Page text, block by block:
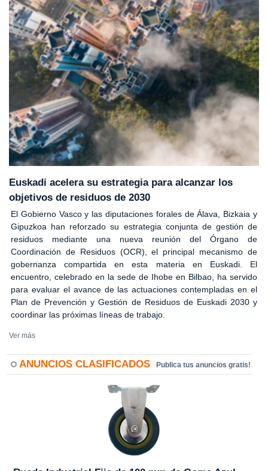
Euskadi acelera su estrategia para alcanzar los
objetivos de residuos de 2030
El Gobierno Vasco y las diputaciones forales de Álava, Bizkaia y
Gipuzkoa han reforzado su estrategia conjunta de gestión de
residuos mediante una nueva reunión del Órgano de
Coordinación de Residuos (OCR), el principal mecanismo de
gobernanza compartida en esta materia en Euskadi. El
encuentro, celebrado en la sede de Ihobe en Bilbao, ha servido
para evaluar el avance de las actuaciones contempladas en el
Plan de Prevención y Gestión de Residuos de Euskadi 2030 y
coordinar las próximas líneas de trabajo.
Ver más
ANUNCIOS CLASIFICADOS Publica tus anuncios gratis!